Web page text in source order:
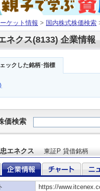
ケット情報 > 国内株式株価検索
ネクス(8133) 企業情報
ックした銘柄･指標